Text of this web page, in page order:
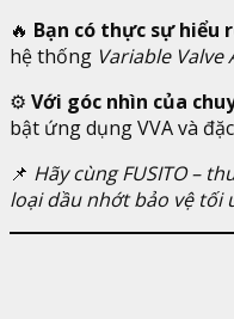
🔥 Bạn có thực sự hiểu
hệ thống Variable Valve
⚙️ Với góc nhìn của
bật ứng dụng VVA và
📌 Hãy cùng FUSITO –
loại dầu nhớt bảo vệ tối